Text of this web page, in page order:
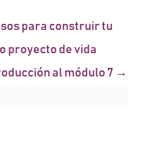
para construir tu
proyecto de vida
al módulo 7